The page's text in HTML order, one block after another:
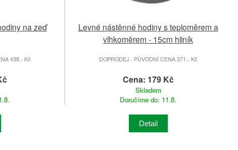
na zeď
438.- Kč
Levné nástěnné hodiny s teploměrem a
vlhkoměrem - 15cm hliník
DOPRODEJ - PŮVODNÍ CENA 371.- Kč
Cena: 179 Kč
Skladem
Doručíme do: 11.8.
Detail